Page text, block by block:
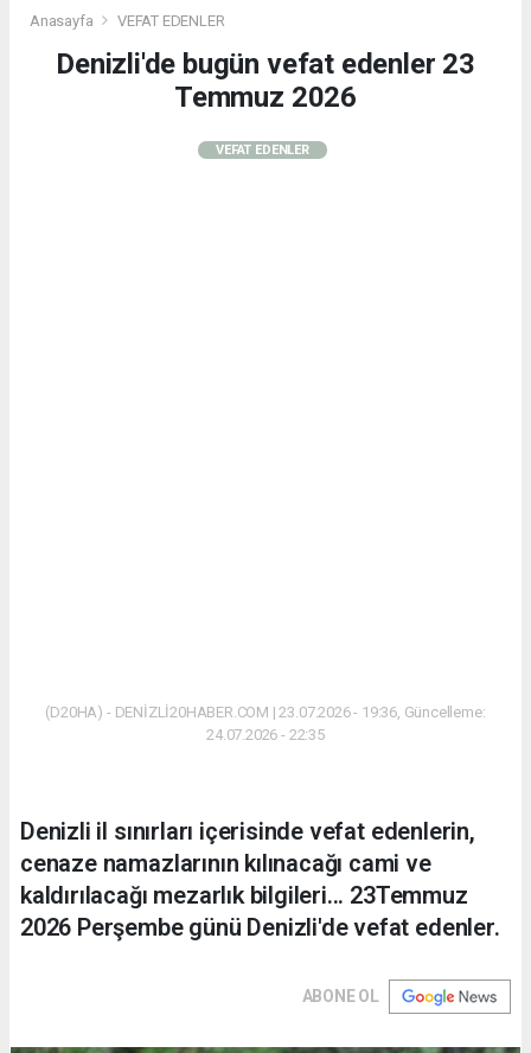
Anasayfa VEFAT EDENLER
Denizli'de bugün vefat edenler 23
Temmuz 2026
VEFAT EDENLER
(D20HA) - DENİZLİ20HABER.COM | 23.07.2026 - 19:36, Güncelleme:
24.07.2026 - 22:35
Denizli il sınırları içerisinde vefat edenlerin,
cenaze namazlarının kılınacağı cami ve
kaldırılacağı mezarlık bilgileri... 23Temmuz
2026 Perşembe günü Denizli'de vefat edenler.
ABONE OL